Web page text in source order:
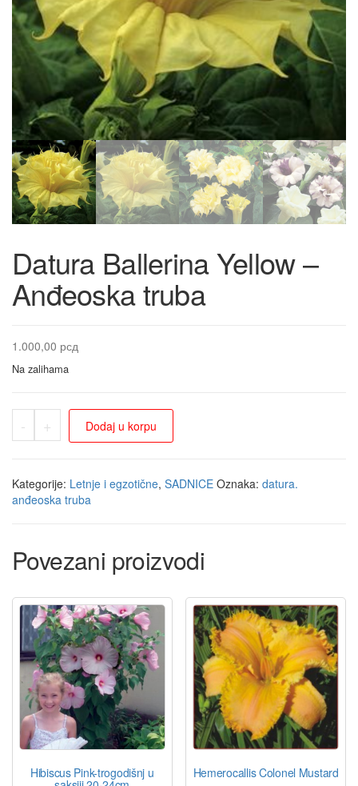
Datura Ballerina Yellow –
Anđeoska truba
1.000,00 рсд
Na zalihama
- + Dodaj u korpu
Kategorije: Letnje i egzotične, SADNICE Oznaka: datura.
anđeoska truba
Povezani proizvodi
Hibiscus Pink-trogodišnj u Hemerocallis Colonel Mustard